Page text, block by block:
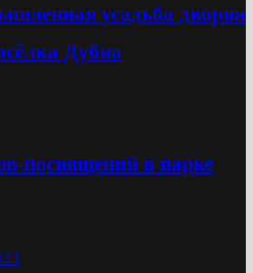
усадьба дворян
Дубна
посвящений в парке